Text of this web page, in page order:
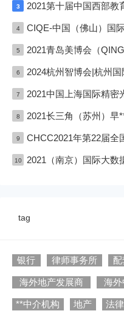
3 2021第十届中国西部教育
4 CIQE-中国（佛山）国
5 2021青岛美博会（
6 2024杭州智博会|杭州
7 2021中国上海国际精密
8 2021长三角（苏州）早
9 CHCC2021年第22届全
10 2021（南京）国际大数
tag
银行 律师事务所
海外地产发展商 海
**中介机构 地产 法